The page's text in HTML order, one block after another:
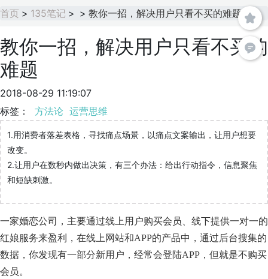
首页 > 135笔记 > > 教你一招，解决用户只看不买的难题
教你一招，解决用户只看不买的
难题
2018-08-29 11:19:07
标签： 方法论 运营思维
1.用消费者落差表格，寻找痛点场景，以痛点文案输出，让用户想要
改变。
2.让用户在数秒内做出决策，有三个办法：给出行动指令，信息聚焦
和短缺刺激。
一家婚恋公司，主要通过线上用户购买会员、线下提供一对一的
红娘服务来盈利，在线上网站和APP的产品中，通过后台搜集的
数据，你发现有一部分新用户，经常会登陆APP，但就是不购买
会员。